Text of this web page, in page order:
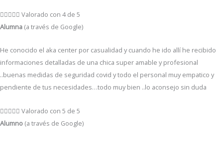
 Valorado con 4 de 5
Alumna (a través de Google)
He conocido el aka center por casualidad y cuando he ido allí he recibido
informaciones detalladas de una chica super amable y profesional
..buenas medidas de seguridad covid y todo el personal muy empatico y
pendiente de tus necesidades…todo muy bien ..lo aconsejo sin duda
 Valorado con 5 de 5
Alumno (a través de Google)